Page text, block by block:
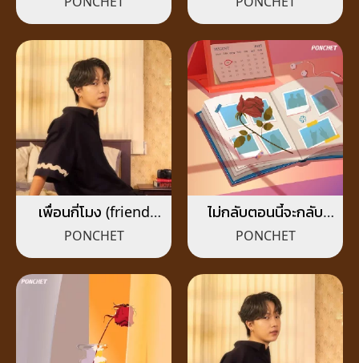
เพื่อนกี่โมง (friend
zone)
PONCHET
ไม่กลับตอนนี้จะกลับ
ตอนไหน (then
when?)
PONCHET